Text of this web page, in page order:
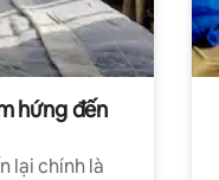
hứng đến
lại chính là